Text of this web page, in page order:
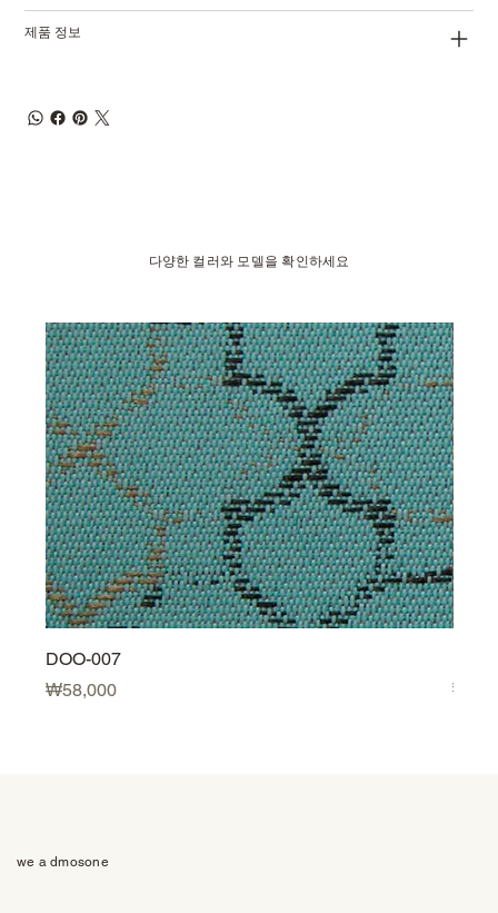
제품 정보
다양한 컬러와 모델을 확인하세요
DOO-007
価格
₩58,000
価格
we a dmosone